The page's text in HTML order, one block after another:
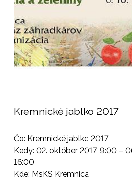
Kremnické jablko 2017
Čo: Kremnické jablko 2017
Kedy: 02. október 2017, 9:00 –
16:00
Kde: MsKS Kremnica